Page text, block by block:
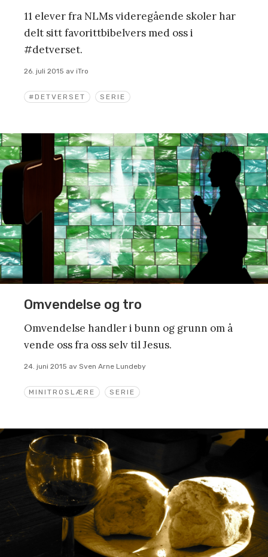
#DETVERSET SERIE
11 elever fra NLMs videregående skoler har
delt sitt favorittbibelvers med oss i
#detverset.
26. juli 2015 av iTro
MINITROSLÆRE SERIE
Omvendelse og tro
Omvendelse handler i bunn og grunn om å
vende oss fra oss selv til Jesus.
24. juni 2015 av Sven Arne Lundeby